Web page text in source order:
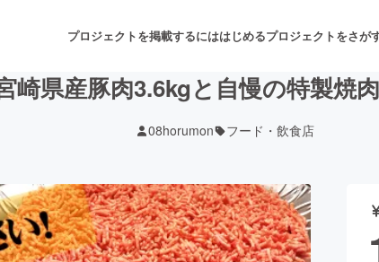
プロジェクトを掲載するにははじめるプロジェクトをさが
音楽 舞台・パフォー
崎県産豚肉3.6kgと自慢の特製焼
08horumon フード・飲食店